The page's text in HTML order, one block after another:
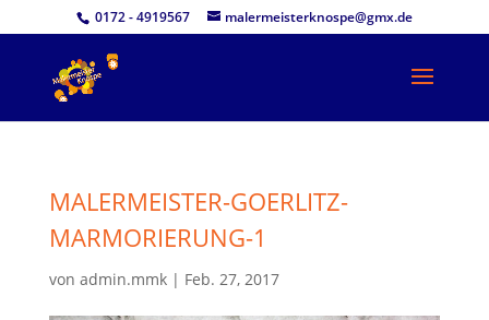
0172 - 4919567 malermeisterknospe@gmx.de
MALERMEISTER-GOERLITZ-
MARMORIERUNG-1
von admin.mmk| Feb. 27, 2017